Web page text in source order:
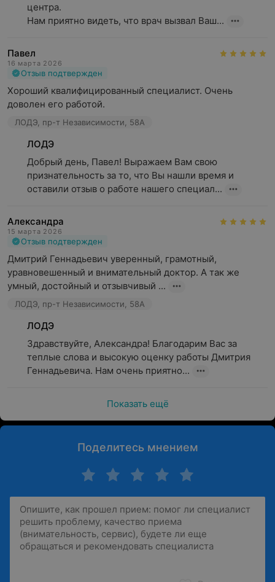
центра.
Нам приятно видеть, что врач вызвал Ваш...
Павел
16 марта 2026
Отзыв подтвержден
Хороший квалифицированный специалист. Очень
доволен его работой.
ЛОДЭ, пр-т Независимости, 58А
ЛОДЭ
Добрый день, Павел! Выражаем Вам свою
признательность за то, что Вы нашли время и
оставили отзыв о работе нашего специал...
Александра
15 марта 2026
Отзыв подтвержден
Дмитрий Геннадьевич уверенный, грамотный,
уравновешенный и внимательный доктор. А так же
умный, достойный и отзывчивый ...
ЛОДЭ, пр-т Независимости, 58А
ЛОДЭ
Здравствуйте, Александра! Благодарим Вас за
теплые слова и высокую оценку работы Дмитрия
Геннадьевича. Нам очень приятно...
Показать ещё
Поделитесь мнением